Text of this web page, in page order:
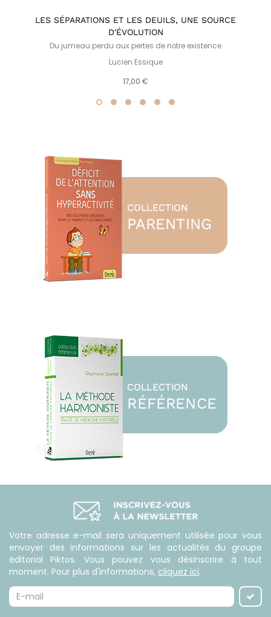
LES SÉPARATIONS ET LES DEUILS, UNE SOURCE
D'ÉVOLUTION
Du jumeau perdu aux pertes de notre existence
Lucien Essique
17,00 €
Votre adresse e-mail sera uniquement utilisée pour vous
envoyer des informations sur les actualités du groupe
éditorial Piktos. Vous pouvez vous désinscrire à tout
moment. Pour plus d'informations, cliquez ici.